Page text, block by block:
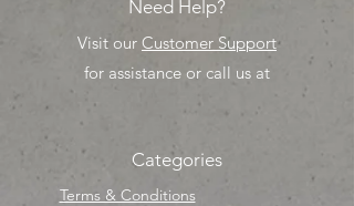
Need Help?
Visit our Customer Support
for assistance or call us at
Categories
Terms & Conditions